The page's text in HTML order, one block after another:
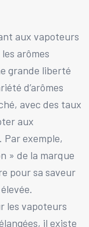
aux vapoteurs
arômes
grande liberté
d’arômes
avec des taux
aux
exemple,
» de la marque
pour sa saveur
les vapoteurs
il existe